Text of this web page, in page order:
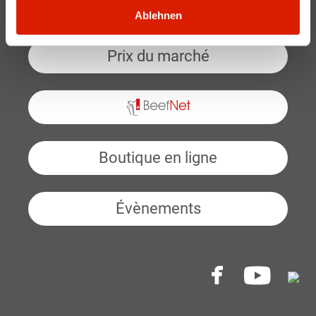
Ablehnen
Prix du marché
Boutique en ligne
Évènements